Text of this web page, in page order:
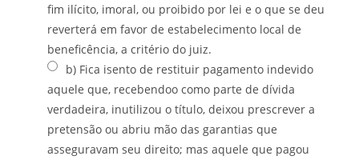
fim ilícito, imoral, ou proibido por lei e o que se deu
reverterá em favor de estabelecimento local de
beneficência, a critério do juiz.
b) Fica isento de restituir pagamento indevido
aquele que, recebendoo como parte de dívida
verdadeira, inutilizou o título, deixou prescrever a
pretensão ou abriu mão das garantias que
asseguravam seu direito; mas aquele que pagou